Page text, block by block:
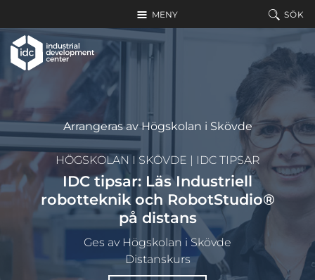
MENY SÖK
Arrangeras av Högskolan i Skövde
HÖGSKOLAN I SKÖVDE | IDC TIPSAR
IDC tipsar: Läs Industriell
robotteknik och RobotStudio®
på distans
Ges av Högskolan i Skövde
Distanskurs